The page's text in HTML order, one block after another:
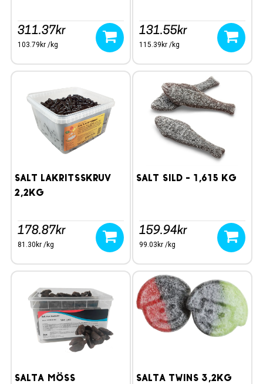
311.37kr
103.79kr /kg
131.55kr
115.39kr /kg
Salt Lakritsskruv
2,2kg
178.87kr
81.30kr /kg
Salt Sild - 1,615 kg
159.94kr
99.03kr /kg
Salta Möss
Salta Twins 3,2kg